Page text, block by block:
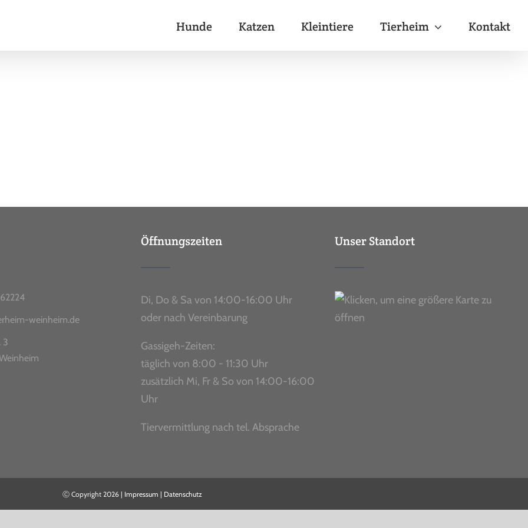
Hunde Katzen Kleintiere Tierheim Kontakt
weinheim.de
3
Öffnungszeiten
Di, Do & Sa von 14:00-16:00 Uhr
oder nach Vereinbarung
Gassigeh-Zeiten:
täglich von 8:00 - 11:30 Uhr
zusätzlich Mi, Fr & So von 14:00-16:00
Uhr
Tiervermittlung nach tel. Absprache
Unser Standort
Ⓒ Copyright 2026 | Impressum | Datenschutz